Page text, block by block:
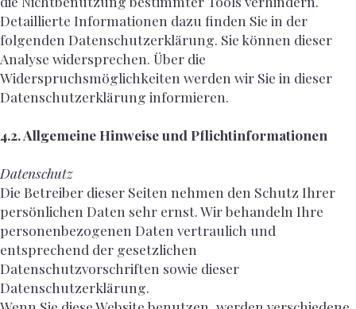
Detaillierte Informationen dazu finden Sie in der
folgenden Datenschutzerklärung. Sie können dieser
Analyse widersprechen. Über die
Widerspruchsmöglichkeiten werden wir Sie in dieser
Datenschutzerklärung informieren.
4.2. Allgemeine Hinweise und Pflichtinformationen
Datenschutz
Die Betreiber dieser Seiten nehmen den Schutz Ihrer
persönlichen Daten sehr ernst. Wir behandeln Ihre
personenbezogenen Daten vertraulich und
entsprechend der gesetzlichen
Datenschutzvorschriften sowie dieser
Datenschutzerklärung.